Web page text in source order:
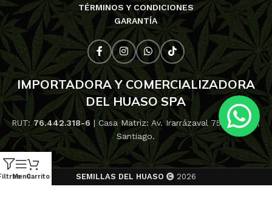
TÉRMINOS Y CONDICIONES
GARANTÍA
IMPORTADORA Y COMERCIALIZADORA
DEL HUASO SPA
RUT:76.442.318-6 | Casa Matriz: Av. Irarrázaval 753, Ñuñoa,
Santiago.
SEMILLAS DEL HUASO 2026
MenúCarrito